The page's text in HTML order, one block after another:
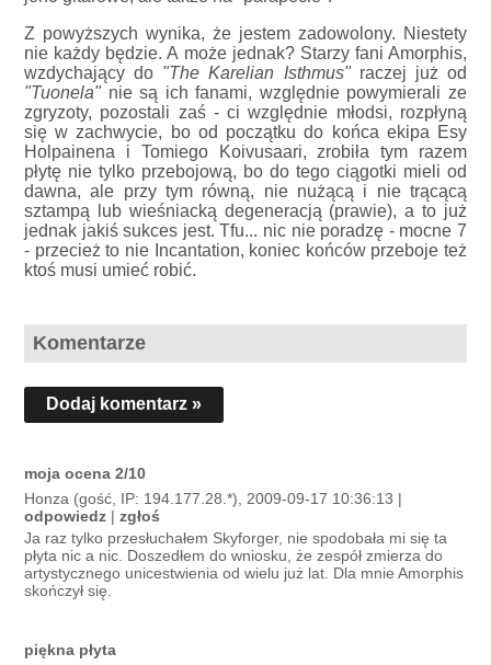
Z powyższych wynika, że jestem zadowolony. Niestety
nie każdy będzie. A może jednak? Starzy fani Amorphis,
wzdychający do "The Karelian Isthmus"raczej już od
"Tuonela"nie są ich fanami, względnie powymierali ze
zgryzoty, pozostali zaś - ci względnie młodsi, rozpłyną
się w zachwycie, bo od początku do końca ekipa Esy
Holpainena i Tomiego Koivusaari, zrobiła tym razem
płytę nie tylko przebojową, bo do tego ciągotki mieli od
dawna, ale przy tym równą, nie nużącą i nie trącącą
sztampą lub wieśniacką degeneracją (prawie), a to już
jednak jakiś sukces jest. Tfu... nic nie poradzę - mocne 7
- przecież to nie Incantation, koniec końców przeboje też
ktoś musi umieć robić.
Komentarze
Dodaj komentarz »
moja ocena 2/10
Honza (gość, IP: 194.177.28.*), 2009-09-17 10:36:13 |
odpowiedz |zgłoś
Ja raz tylko przesłuchałem Skyforger, nie spodobała mi się ta
płyta nic a nic. Doszedłem do wniosku, że zespół zmierza do
artystycznego unicestwienia od wielu już lat. Dla mnie Amorphis
skończył się.
piękna płyta